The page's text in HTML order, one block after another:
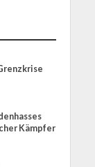
Kämpfer